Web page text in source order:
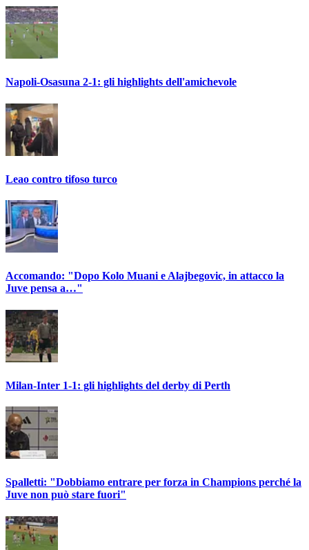
Napoli-Osasuna 2-1: gli highlights dell'amichevole
Leao contro tifoso turco
Accomando: "Dopo Kolo Muani e Alajbegovic, in attacco la
Juve pensa a…"
Milan-Inter 1-1: gli highlights del derby di Perth
Spalletti: "Dobbiamo entrare per forza in Champions perché la
Juve non può stare fuori"